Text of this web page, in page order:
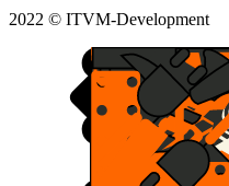
2022 © ITVM-Development